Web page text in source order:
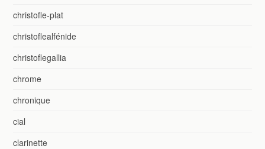
christofle-plat
christoflealfénide
christoflegallia
chrome
chronique
cial
clarinette